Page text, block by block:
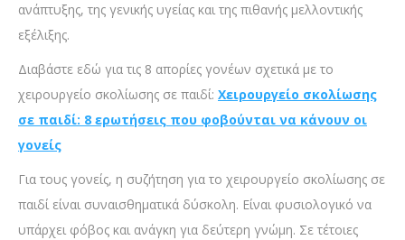
ανάπτυξης, της γενικής υγείας και της πιθανής μελλοντικής
εξέλιξης.
Διαβάστε εδώ για τις 8 απορίες γονέων σχετικά με το
χειρουργείο σκολίωσης σε παιδί: Χειρουργείο σκολίωσης
σε παιδί: 8 ερωτήσεις που φοβούνται να κάνουν οι
γονείς
Για τους γονείς, η συζήτηση για το χειρουργείο σκολίωσης σε
παιδί είναι συναισθηματικά δύσκολη. Είναι φυσιολογικό να
υπάρχει φόβος και ανάγκη για δεύτερη γνώμη. Σε τέτοιες